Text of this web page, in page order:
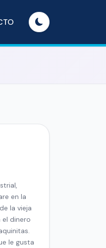
en la
la vieja
el dinero
le gusta